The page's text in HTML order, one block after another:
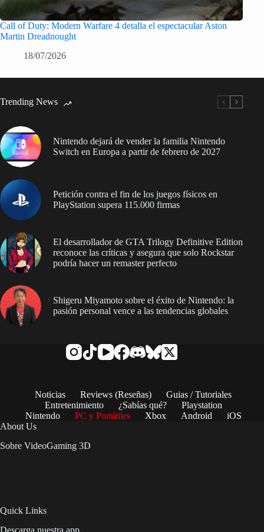
Call of Duty: Modern Warfare 4 detalla el espectacular Aston
Martin Dreadnought
18/07/2026
Trending News
Nintendo dejará de vender la familia Nintendo
Switch en Europa a partir de febrero de 2027
Petición contra el fin de los juegos físicos en
PlayStation supera 115.000 firmas
El desarrollador de GTA Trilogy Definitive Edition
reconoce las críticas y asegura que solo Rockstar
podría hacer un remaster perfecto
Shigeru Miyamoto sobre el éxito de Nintendo: la
pasión personal vence a las tendencias globales
Noticias Reviews (Reseñas)
Guias / Tutoriales
Entretenimiento
¿Sabías qué?
Playstation
Nintendo
PC y Portátiles Xbox Android
iOS
About Us
Sobre VideoGaming 3D
Quick Links
Descarga nuestra app